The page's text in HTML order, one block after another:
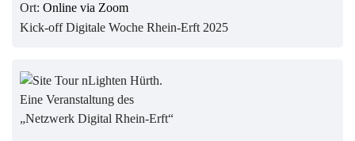
Ort: Online via Zoom
Kick-off Digitale Woche Rhein-Erft 2025